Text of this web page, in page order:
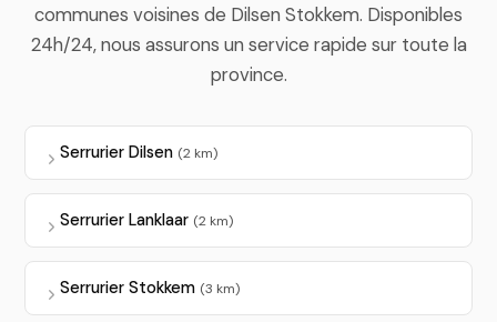
communes voisines de Dilsen Stokkem. Disponibles
24h/24, nous assurons un service rapide sur toute la
province.
Serrurier Dilsen (2 km)
Serrurier Lanklaar (2 km)
Serrurier Stokkem (3 km)